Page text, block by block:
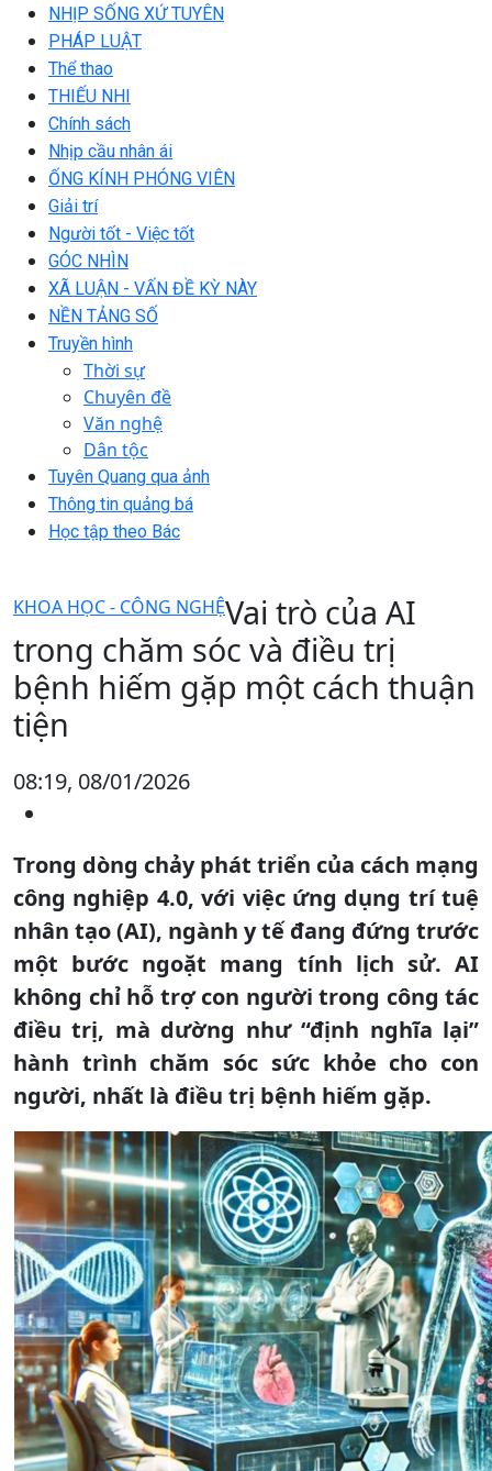
NHỊP SỐNG XỨ TUYÊN
PHÁP LUẬT
Thể thao
THIẾU NHI
Chính sách
Nhịp cầu nhân ái
ỐNG KÍNH PHÓNG VIÊN
Giải trí
Người tốt - Việc tốt
GÓC NHÌN
XÃ LUẬN - VẤN ĐỀ KỲ NÀY
NỀN TẢNG SỐ
Truyền hình
Thời sự
Chuyên đề
Văn nghệ
Dân tộc
Tuyên Quang qua ảnh
Thông tin quảng bá
Học tập theo Bác
KHOA HỌC - CÔNG NGHỆVai trò của AI
trong chăm sóc và điều trị
bệnh hiếm gặp một cách thuận
tiện
08:19, 08/01/2026
Trong dòng chảy phát triển của cách mạng
công nghiệp 4.0, với việc ứng dụng trí tuệ
nhân tạo (AI), ngành y tế đang đứng trước
một bước ngoặt mang tính lịch sử. AI
không chỉ hỗ trợ con người trong công tác
điều trị, mà dường như “định nghĩa lại”
hành trình chăm sóc sức khỏe cho con
người, nhất là điều trị bệnh hiếm gặp.